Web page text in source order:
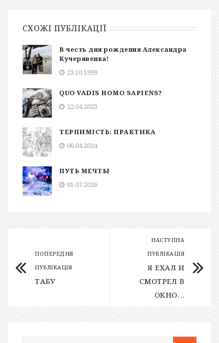
СХОЖІ ПУБЛІКАЦІЇ
В честь дня рождения Александра
Кучерявенка!
23.10.1999
QUO VADIS HOMO SAPIENS?
22.04.2023
ТЕРПИМІСТЬ: ПРАКТИКА
06.04.2024
ПУТЬ МЕЧТЫ
01.07.2026
ПОПЕРЕДНЯ
ПУБЛІКАЦІЯ
ТАБУ
НАСТУПНА
ПУБЛІКАЦІЯ
Я ЕХАЛ И
СМОТРЕЛ В
ОКНО…